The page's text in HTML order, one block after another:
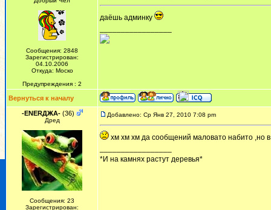
Сообщения: 2848
Зарегистрирован:
04.10.2006
Откуда: Моско
Предупреждения : 2
даёшь админку
Вернуться к началу
-ENERДЖА-(36)
Дред
Сообщения: 23
Зарегистрирован:
Добавлено: Ср Янв 27, 2010 7:08 pm
хм хм хм да сообщений маловато набито ,но
*И на камнях растут деревья*